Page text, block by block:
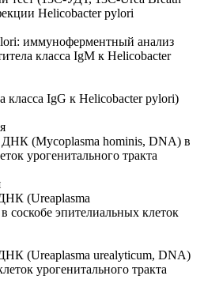
Helicobacter pylori
иммуноферментный анализ
класса IgM к Helicobacter
класса IgG к Helicobacter pylori)
(Mycoplasma hominis, DNA) в
урогенитального тракта
(Ureaplasma
соскобе эпителиальных клеток
(Ureaplasma urealyticum, DNA)
урогенитального тракта